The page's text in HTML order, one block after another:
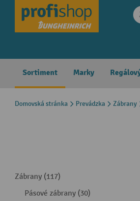
Skip to main navigation
Sortiment Marky
Domovská stránka Prevádzka Zábrany
Zábrany (117)
Pásové zábrany (30)